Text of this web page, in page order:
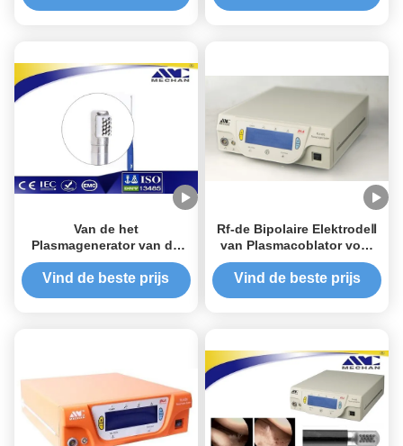
Van de het
Plasmagenerator van de
Mechanradiofrequentie het
Kleine Trauma voor
Vind de beste prijs
Rf-de Bipolaire ElektrodeⅡ
van Plasmacoblator voor
Heup/Knie reparatie-
Ligament/Meniscus
Vind de beste prijs